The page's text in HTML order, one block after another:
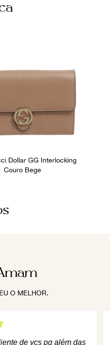
Dollar GG Interlocking
Couro Bege
O MELHOR.
de vcs pq além das